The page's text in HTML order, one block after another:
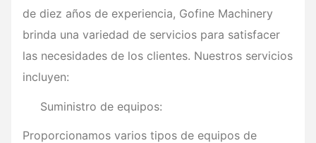
de diez años de experiencia, Gofine Machinery
brinda una variedad de servicios para satisfacer
las necesidades de los clientes. Nuestros servicios
incluyen:
Suministro de equipos:
Proporcionamos varios tipos de equipos de